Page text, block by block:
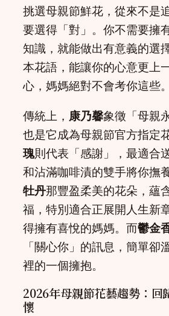
挑選母親節鮮花，從來不是
要選得「對」。你不需要擁
知識，就能做出有意義的選
本花語，能讓你的心意更
心，媽媽絕對不會考你這些。
傳統上， 康乃馨象徵「母親
也是它成為母親節官方指定
瑰則代表「感謝」，最適合
和沾滿咖啡漬的雙手將你撫
牡丹那豐盈柔美的花朵，蘊
福，特別適合正展開人生新
得擁有喜悅的媽媽。而鬱金
「關心你」的訊息，簡單卻
裡的一個擁抱。
2026年母親節花藝趨勢：回
懷